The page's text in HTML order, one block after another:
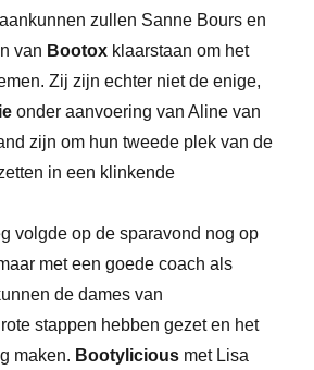
zullen Sanne Bours en
van Bootox klaarstaan om het
Zij zijn echter niet de enige,
onder aanvoering van Aline van
zijn om hun tweede plek van de
in een klinkende
volgde op de sparavond nog op
met een goede coach als
de dames van
stappen hebben gezet en het
maken. Bootylicious met Lisa